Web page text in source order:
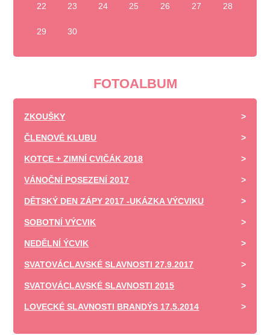
22 23 24 25 26 27 28
29 30
FOTOALBUM
ZKOUŠKY
ČLENOVÉ KLUBU
KOTCE + ZIMNÍ CVIČÁK 2018
VÁNOČNÍ POSEZENÍ 2017
DĚTSKÝ DEN ZÁPY 2017 -UKÁZKA VÝCVIKU
SOBOTNÍ VÝCVIK
NEDĚLNÍ ÝCVIK
SVATOVÁCLAVSKÉ SLAVNOSTI 27.9.2017
SVATOVÁCLAVSKÉ SLAVNOSTI 2015
LOVECKÉ SLAVNOSTI BRANDÝS 17.5.2014